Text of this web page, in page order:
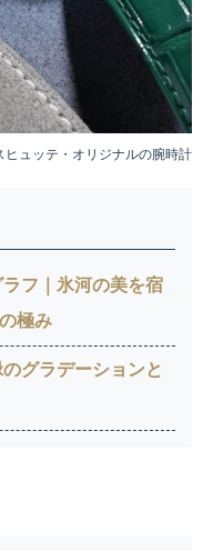
ュッテ・オリジナルの腕時計
フ｜氷河の美を宿
極み
グラデーションと